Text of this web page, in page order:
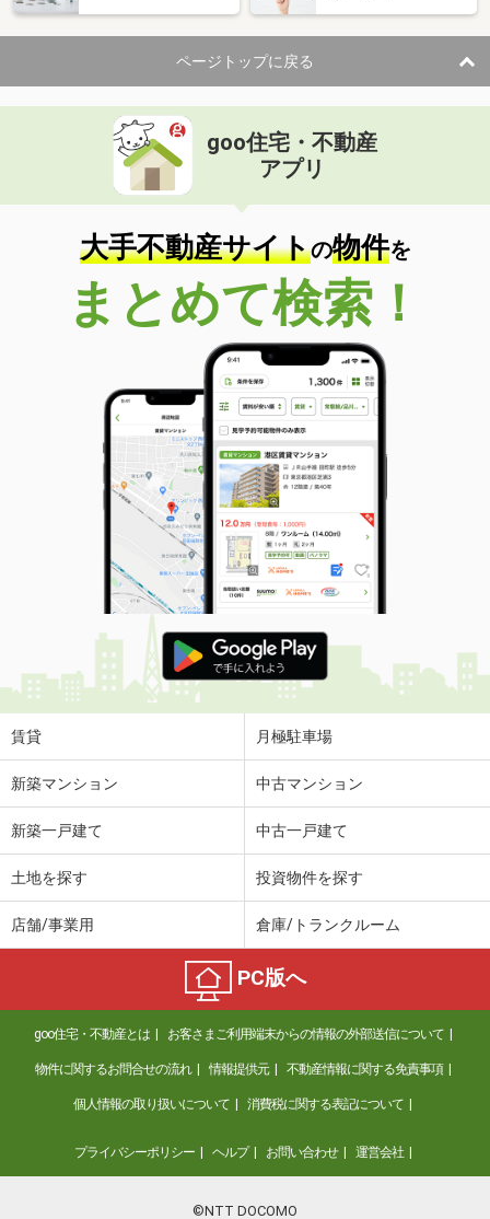
ページトップに戻る
goo住宅・不動産
アプリ
大手不動産サイトの物件を
まとめて検索！
賃貸 月極駐車場
新築マンション 中古マンション
新築一戸建て 中古一戸建て
土地を探す 投資物件を探す
店舗/事業用 倉庫/トランクルーム
PC版へ
goo住宅・不動産とは お客さまご利用端末からの情報の外部送信について
物件に関するお問合せの流れ 情報提供元 不動産情報に関する免責事項
個人情報の取り扱いについて 消費税に関する表記について
プライバシーポリシー ヘルプ お問い合わせ 運営会社
©NTT DOCOMO